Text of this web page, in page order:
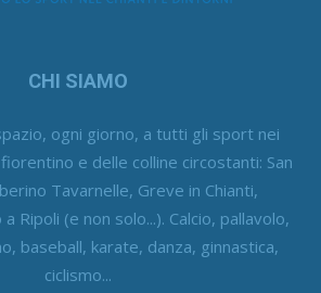
CHI SIAMO
ogni giorno, a tutti gli sport nei
e delle colline circostanti: San
Tavarnelle, Greve in Chianti,
Ripoli (e non solo...). Calcio, pallavolo,
baseball, karate, danza, ginnastica,
ciclismo...